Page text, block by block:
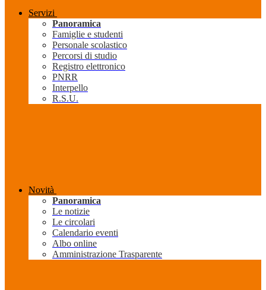
Servizi
Panoramica
Famiglie e studenti
Personale scolastico
Percorsi di studio
Registro elettronico
PNRR
Interpello
R.S.U.
Novità
Panoramica
Le notizie
Le circolari
Calendario eventi
Albo online
Amministrazione Trasparente